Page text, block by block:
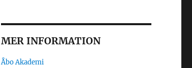
MER INFORMATION
Åbo Akademi